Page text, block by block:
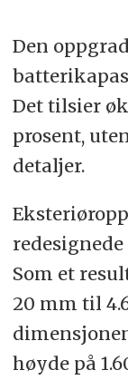
Den
Det tilsier
prosent,
detaljer.
Som et
20 mm til
høyde på